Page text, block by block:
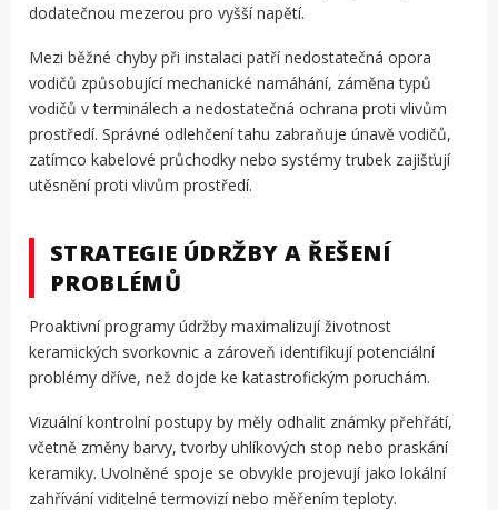
dodatečnou mezerou pro vyšší napětí.
Mezi běžné chyby při instalaci patří nedostatečná opora
vodičů způsobující mechanické namáhání, záměna typů
vodičů v terminálech a nedostatečná ochrana proti vlivům
prostředí. Správné odlehčení tahu zabraňuje únavě vodičů,
zatímco kabelové průchodky nebo systémy trubek zajišťují
utěsnění proti vlivům prostředí.
STRATEGIE ÚDRŽBY A ŘEŠENÍ
PROBLÉMŮ
Proaktivní programy údržby maximalizují životnost
keramických svorkovnic a zároveň identifikují potenciální
problémy dříve, než dojde ke katastrofickým poruchám.
Vizuální kontrolní postupy by měly odhalit známky přehřátí,
včetně změny barvy, tvorby uhlíkových stop nebo praskání
keramiky. Uvolněné spoje se obvykle projevují jako lokální
zahřívání viditelné termovizí nebo měřením teploty.